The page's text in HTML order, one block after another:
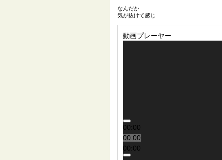
なんだか
気が抜けて感じ
動画プレーヤー
00:00
00:00
00:00